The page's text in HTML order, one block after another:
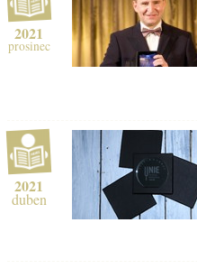
2021
prosinec
2021
duben